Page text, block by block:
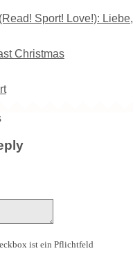
Sport! Love!):
Christmas
ist ein Pflichtfeld